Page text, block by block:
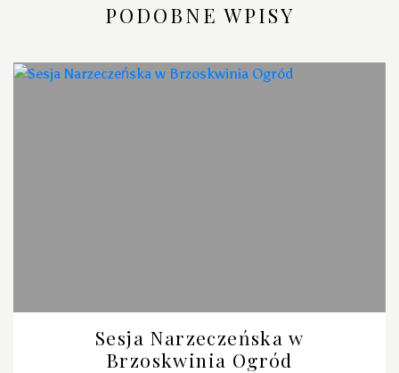
PODOBNE WPISY
Sesja Narzeczeńska w
Brzoskwinia Ogród